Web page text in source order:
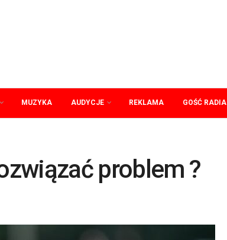
MUZYKA AUDYCJE REKLAMA GOŚĆ RADIA
problem ?